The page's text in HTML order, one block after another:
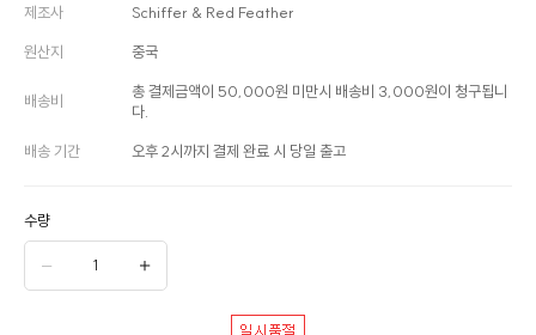
제조사 Schiffer & Red Feather
원산지 중국
배송비
총 결제금액이 50,000원 미만시 배송비 3,000원이 청구됩니
다.
배송 기간 오후 2시까지 결제 완료 시 당일 출고
수량